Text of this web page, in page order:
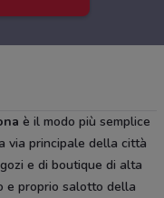
è il modo più semplice
via principale della città
e di boutique di alta
e proprio salotto della